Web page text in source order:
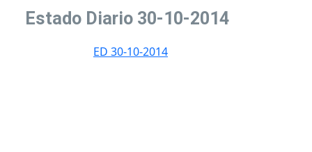
Estado Diario 30-10-2014
ED 30-10-2014